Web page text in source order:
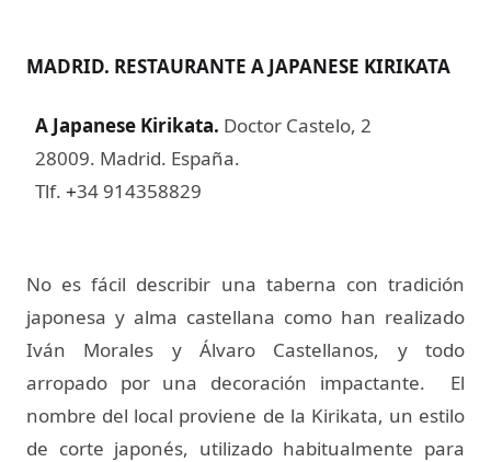
MADRID. RESTAURANTE A JAPANESE KIRIKATA
A Japanese Kirikata. Doctor Castelo, 2
28009. Madrid. España.
Tlf. +34 914358829
No es fácil describir una taberna con tradición
japonesa y alma castellana como han realizado
Iván Morales y Álvaro Castellanos, y todo
arropado por una decoración impactante. El
nombre del local proviene de la Kirikata, un estilo
de corte japonés, utilizado habitualmente para